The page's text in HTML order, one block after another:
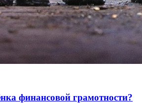
финансовой грамотности?